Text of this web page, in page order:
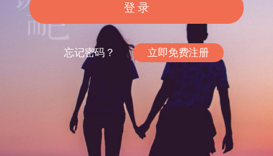
登 录
忘记密码？ 立即免费注册